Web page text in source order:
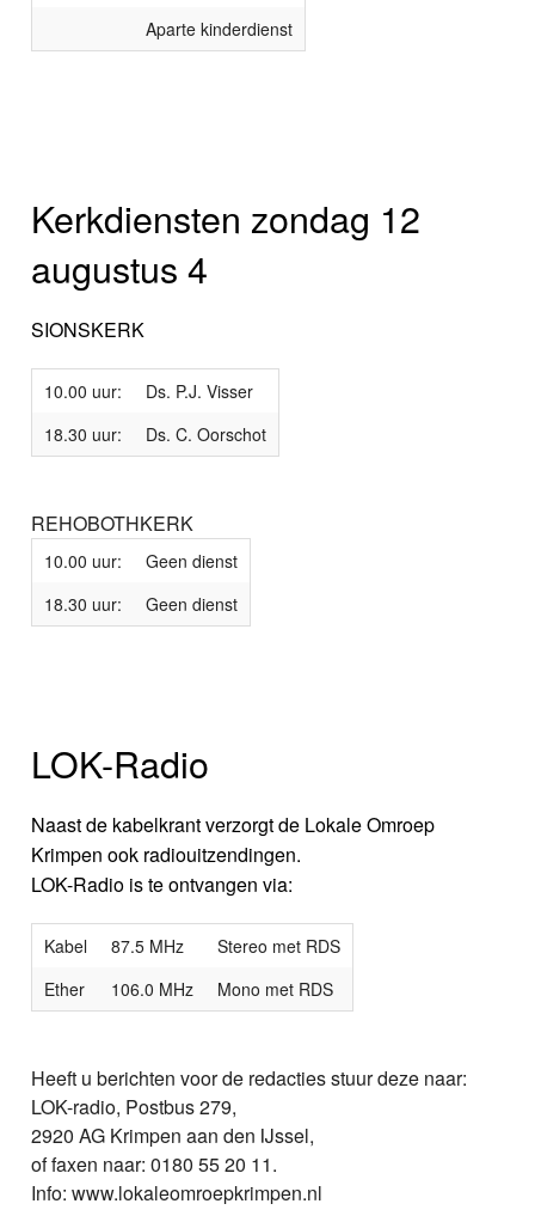
Aparte kinderdienst
Kerkdiensten zondag 12
augustus 4
SIONSKERK
10.00 uur:
Ds. P.J. Visser
18.30 uur:
Ds. C. Oorschot
REHOBOTHKERK
10.00 uur:
Geen dienst
18.30 uur:
Geen dienst
LOK-Radio
Naast de kabelkrant verzorgt de Lokale Omroep
Krimpen ook radiouitzendingen.
LOK-Radio is te ontvangen via:
Kabel 87.5 MHz
Stereo met RDS
Ether
106.0 MHz Mono met RDS
Heeft u berichten voor de redacties stuur deze naar:
LOK-radio, Postbus 279,
2920 AG Krimpen aan den IJssel,
of faxen naar: 0180 55 20 11.
Info: www.lokaleomroepkrimpen.nl